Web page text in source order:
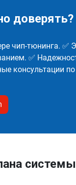
доверять?
чип-тюнинга.
✅
консультации